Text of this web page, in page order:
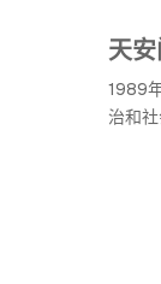
天
1989
治和社